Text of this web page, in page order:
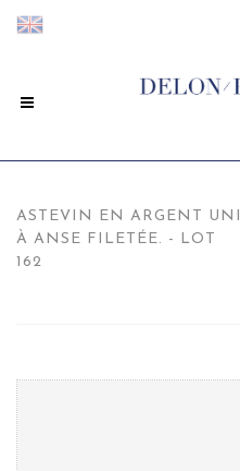
ASTEVIN EN ARGENT UNI
À ANSE FILETÉE. - LOT
162